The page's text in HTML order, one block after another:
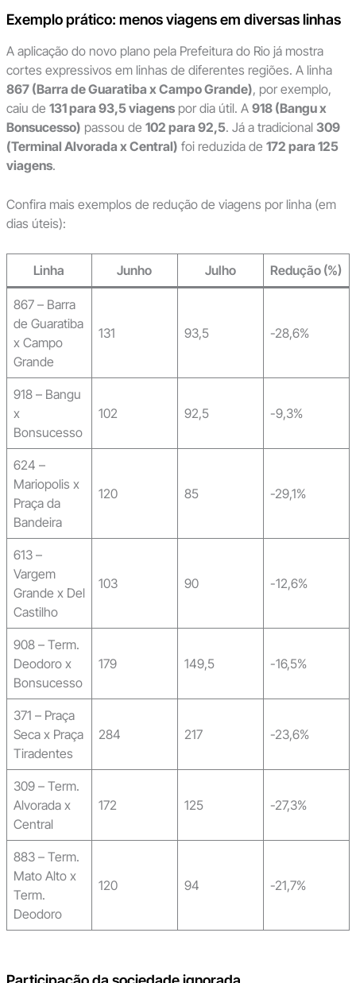
Exemplo prático: menos viagens em diversas linhas
A aplicação do novo plano pela Prefeitura do Rio já mostra
cortes expressivos em linhas de diferentes regiões. A linha
867 (Barra de Guaratiba x Campo Grande), por exemplo,
caiu de 131 para 93,5 viagenspor dia útil. A 918 (Bangu x
Bonsucesso) passou de 102 para 92,5. Já a tradicional 309
(Terminal Alvorada x Central) foi reduzida de 172 para 125
viagens.
Confira mais exemplos de redução de viagens por linha (em
dias úteis):
Linha Junho Julho Redução (%)
867 – Barra
de Guaratiba
x Campo
Grande
131 93,5 -28,6%
918 – Bangu
x
Bonsucesso
102 92,5 -9,3%
624 –
Mariopolis x
Praça da
Bandeira
120 85 -29,1%
613 –
Vargem
Grande x Del
Castilho
103 90 -12,6%
908 – Term.
Deodoro x
Bonsucesso
179 149,5 -16,5%
371 – Praça
Seca x Praça
Tiradentes
284 217 -23,6%
309 – Term.
Alvorada x
Central
172 125 -27,3%
883 – Term.
Mato Alto x
Term.
Deodoro
120 94 -21,7%